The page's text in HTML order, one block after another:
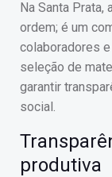
Na Santa Prata,
ordem; é um
colaboradores
seleção de
garantir
social.
produtiva